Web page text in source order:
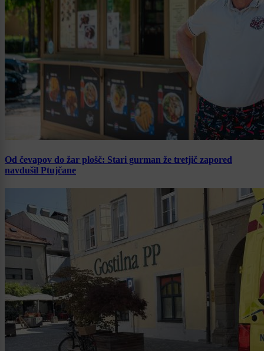
Od čevapov do žar plošč: Stari gurman že tretjič zapored
navdušil Ptujčane